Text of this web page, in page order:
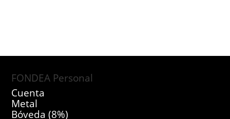
FONDEA Personal
Cuenta
Metal
Bóveda (8%)